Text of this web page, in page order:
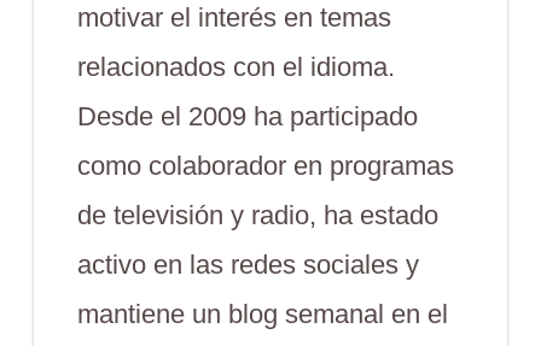
motivar el interés en temas
relacionados con el idioma.
Desde el 2009 ha participado
como colaborador en programas
de televisión y radio, ha estado
activo en las redes sociales y
mantiene un blog semanal en el